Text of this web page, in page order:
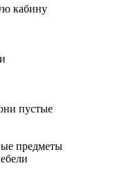
кабину
пустые
предметы